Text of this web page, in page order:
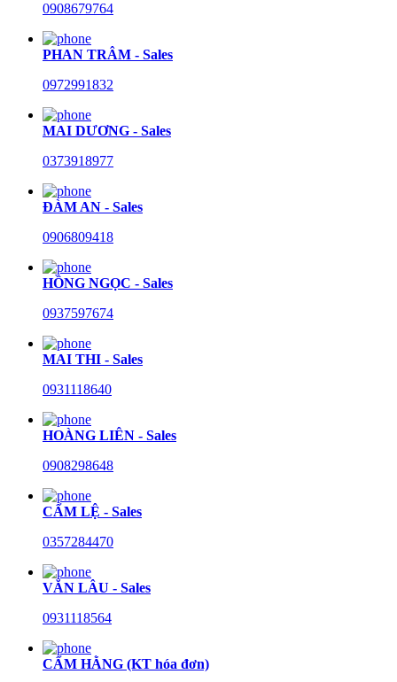
0908679764
PHAN TRÂM - Sales
0972991832
MAI DƯƠNG - Sales
0373918977
ĐÀM AN - Sales
0906809418
HỒNG NGỌC - Sales
0937597674
MAI THI - Sales
0931118640
HOÀNG LIÊN - Sales
0908298648
CẨM LỆ - Sales
0357284470
VĂN LÂU - Sales
0931118564
CẨM HẰNG (KT hóa đơn)